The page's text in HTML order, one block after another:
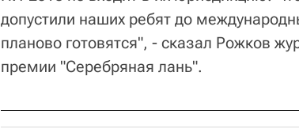
допустили наших ребят до
планово готовятся", - сказал Рожков
премии "Серебряная лань".